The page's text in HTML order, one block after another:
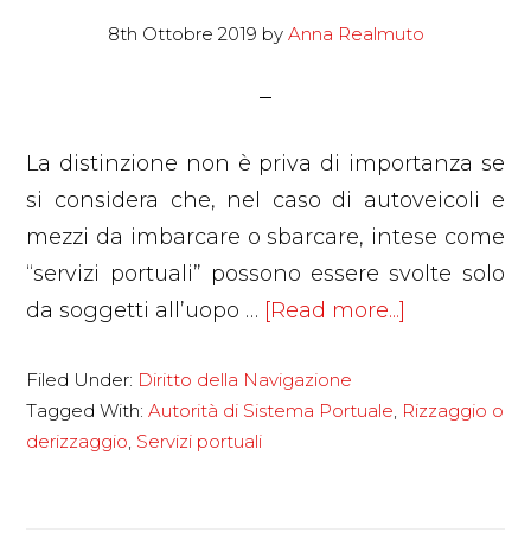
8th Ottobre 2019 by Anna Realmuto
La distinzione non è priva di importanza se
si considera che, nel caso di autoveicoli e
mezzi da imbarcare o sbarcare, intese come
“servizi portuali” possono essere svolte solo
da soggetti all’uopo … [Read more...]
Filed Under: Diritto della Navigazione
Tagged With:Autorità di Sistema Portuale, Rizzaggio o
derizzaggio, Servizi portuali